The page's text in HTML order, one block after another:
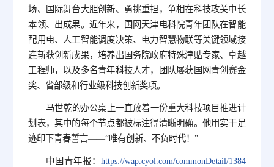
场、国际舞台大胆创新、勇挑重担，争相在科技攻关中长
本领、出成果。近年来，国网天津电科院青年团队在智能
配用电、人工智能调度决策、电力智慧物联等关键领域接
连斩获创新成果，培养出国务院政府特殊津贴专家、卓越
工程师，以及多名青年科技人才，团队屡获国网青创赛金
奖、省部级和行业级科技创新奖项。
马世乾的办公桌上一直放着一份重大科技项目推进计
划表，其中的每个节点都被标注得清晰明确。他用实干足
迹印下青春誓言——“唯有创新、不负时代！”
中国青年报： https://wap.cyol.com/commonDetail/1384